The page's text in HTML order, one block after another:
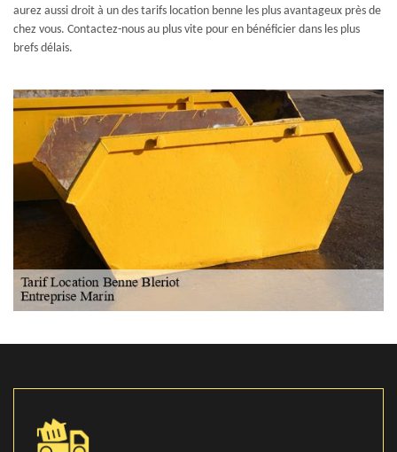
aurez aussi droit à un des tarifs location benne les plus avantageux près de
chez vous. Contactez-nous au plus vite pour en bénéficier dans les plus
brefs délais.